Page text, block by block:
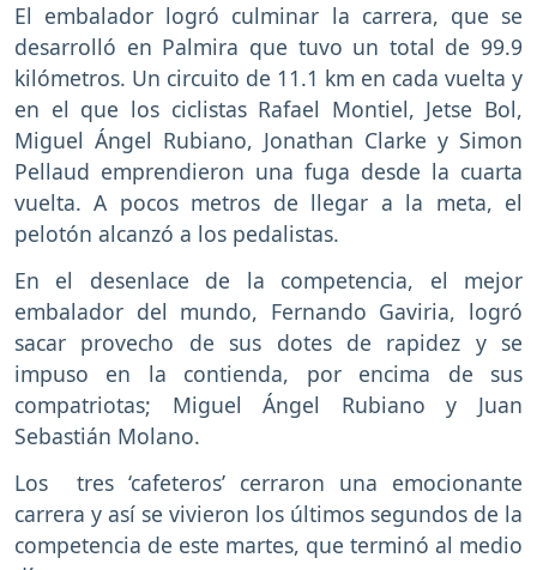
El embalador logró culminar la carrera, que se
desarrolló en Palmira que tuvo un total de 99.9
kilómetros. Un circuito de 11.1 km en cada vuelta y
en el que los ciclistas Rafael Montiel, Jetse Bol,
Miguel Ángel Rubiano, Jonathan Clarke y Simon
Pellaud emprendieron una fuga desde la cuarta
vuelta. A pocos metros de llegar a la meta, el
pelotón alcanzó a los pedalistas.
En el desenlace de la competencia, el mejor
embalador del mundo, Fernando Gaviria, logró
sacar provecho de sus dotes de rapidez y se
impuso en la contienda, por encima de sus
compatriotas; Miguel Ángel Rubiano y Juan
Sebastián Molano.
Los tres ‘cafeteros’ cerraron una emocionante
carrera y así se vivieron los últimos segundos de la
competencia de este martes, que terminó al medio